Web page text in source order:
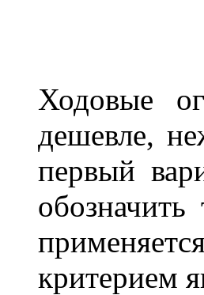
Ходовые
дешевле,
первый
обозначить
критерием